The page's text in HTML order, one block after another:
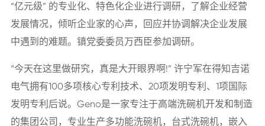
“亿元级” 的专业化、特色化企业进行调研，了解企业经营
发展情况，倾听企业家的心声，回应并协调解决企业发展
中遇到的难题。镇党委委员万西臣参加调研。
“今天在这里做研究，真是大开眼界啊!” 许宁军在得知吉诺
电气拥有100多项核心专利技术、20项发明专利、1项国际
发明专利后说。Geno是一家专注于高端洗碗机开发和制造
的集团公司，专业生产多功能洗碗机，台式洗碗机，嵌入